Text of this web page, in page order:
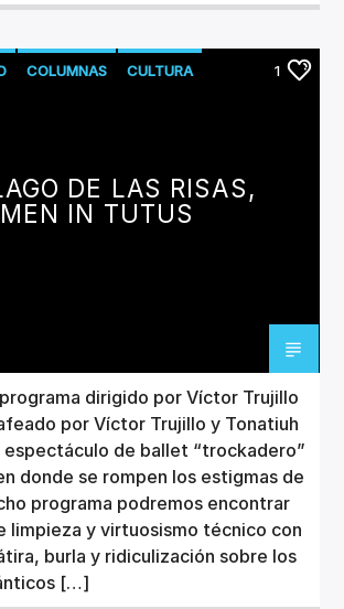
COLUMNAS CULTURA 1
DE LAS RISAS,
MEN IN TUTUS
dirigido por Víctor Trujillo
por Víctor Trujillo y Tonatiuh
espectáculo de ballet “trockadero”
donde se rompen los estigmas de
programa podremos encontrar
limpieza y virtuosismo técnico con
burla y ridiculización sobre los
[…]